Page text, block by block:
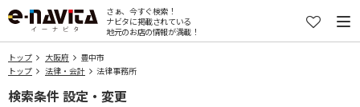
さぁ、今すぐ検索！
ナビタに掲載されている
地元のお店の情報が満載！
トップ 大阪府
豊中市
トップ
法律・会計 法律事務所
検索条件 設定・変更